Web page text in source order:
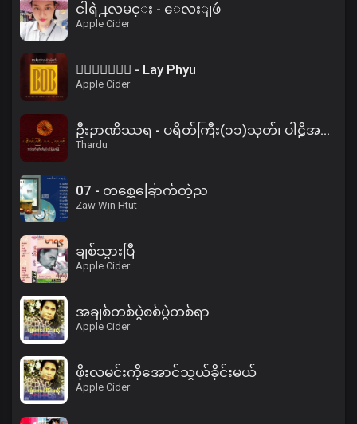
ငါရဲ႕လမင္း - ေလးျဖဴ
Apple Cider
၀ိေရာဓိ - Lay Phyu
Apple Cider
ဦးဉာဏိဿရ - ပရိတ်ကြီး(၁၁)သုတ်၊ ပါဠိအနက် (၂)
Thardu
07 - တစ္ဆေခြောက်တဲ့ည
Zaw Win Htut
ချစ်သွားပြီ
Apple Cider
အချစ်တစ်ပွဲစစ်ပွဲတစ်ရာ
Apple Cider
ဖိုးလမင်းကိုအောင်သွယ်ခိုင်းမယ်
Apple Cider